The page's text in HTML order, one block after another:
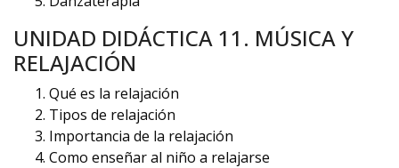
UNIDAD DIDÁCTICA 11. MÚSICA Y
RELAJACIÓN
Qué es la relajación
Tipos de relajación
Importancia de la relajación
Como enseñar al niño a relajarse